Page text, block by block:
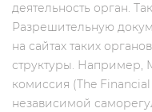
деятельность орган.
Разрешительную
на сайтах таких
структуры. Например,
комиссия (The
независимой